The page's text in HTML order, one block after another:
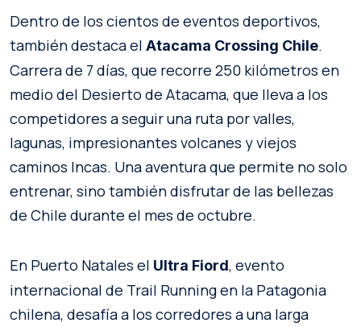
Dentro de los cientos de eventos deportivos,
también destaca el Atacama Crossing Chile.
Carrera de 7 días, que recorre 250 kilómetros en
medio del Desierto de Atacama, que lleva a los
competidores a seguir una ruta por valles,
lagunas, impresionantes volcanes y viejos
caminos Incas. Una aventura que permite no solo
entrenar, sino también disfrutar de las bellezas
de Chile durante el mes de octubre.
En Puerto Natales el Ultra Fiord, evento
internacional de Trail Running en la Patagonia
chilena, desafía a los corredores a una larga